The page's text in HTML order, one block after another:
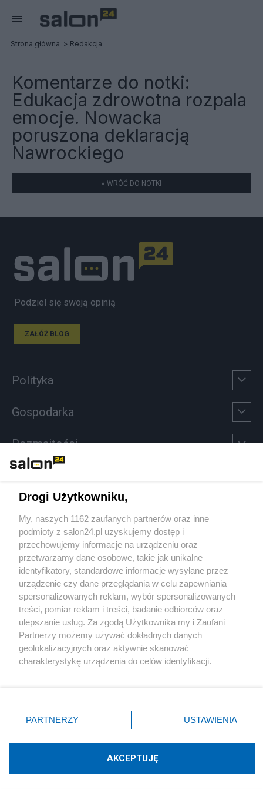
Strona główna Redakcja
Komentarze do notki:
Edukacja zdrowotna rozpala
emocje. Nowacka
poruszona deklaracją
Nawrockiego
« WRÓĆ DO NOTKI
Podziel się swoją opinią
ZAŁÓŻ BLOG
Polityka
Gospodarka
Rozmaitości
Sport
Społeczeństwo
Kultura
X Facebook Instagram Youtube
Technologię dostarcza:W3media.pl
Drogi Użytkowniku,
My, naszych 1162 zaufanych partnerów oraz inne
podmioty z salon24.pl uzyskujemy dostęp i
przechowujemy informacje na urządzeniu oraz
przetwarzamy dane osobowe, takie jak unikalne
identyfikatory, standardowe informacje wysyłane przez
urządzenie czy dane przeglądania w celu zapewniania
spersonalizowanych reklam, wybór spersonalizowanych
treści, pomiar reklam i treści, badanie odbiorców oraz
ulepszanie usług. Za zgodą Użytkownika my i Zaufani
Partnerzy możemy używać dokładnych danych
geolokalizacyjnych oraz aktywnie skanować
charakterystykę urządzenia do celów identyfikacji.
zmienić/wycofać klikając przycisk ustawień prywatności
znajdujący się w lewym dolnym rogu strony
rodzaje przetwarzania danych nie wymagają zgody
użytkownika, ale masz prawo sprzeciwić się takiemu
PARTNERZY USTAWIENIA
AKCEPTUJĘ